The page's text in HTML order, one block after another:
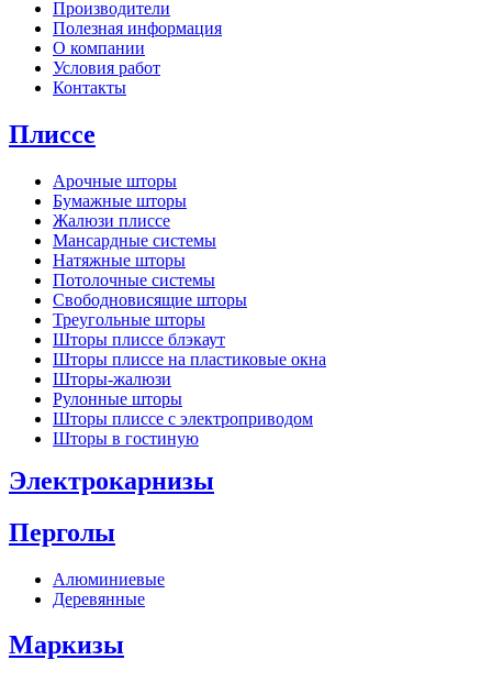
Производители
Полезная информация
О компании
Условия работ
Контакты
Плиссе
Арочные шторы
Бумажные шторы
Жалюзи плиссе
Мансардные системы
Натяжные шторы
Потолочные системы
Свободновисящие шторы
Треугольные шторы
Шторы плиссе блэкаут
Шторы плиссе на пластиковые окна
Шторы-жалюзи
Рулонные шторы
Шторы плиссе с электроприводом
Шторы в гостиную
Электрокарнизы
Перголы
Алюминиевые
Деревянные
Маркизы